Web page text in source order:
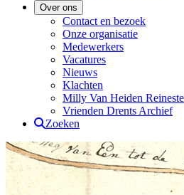
Over ons
Contact en bezoek
Onze organisatie
Medewerkers
Vacatures
Nieuws
Klachten
Milly Van Heiden
Vrienden Drents Archief
Zoeken
Drents Archief